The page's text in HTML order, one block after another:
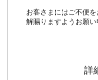
お客さまにはご不便
解賜りますようお願い
詳